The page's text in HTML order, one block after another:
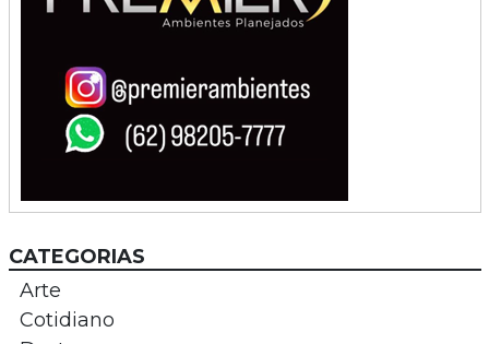
CATEGORIAS
Arte
Cotidiano